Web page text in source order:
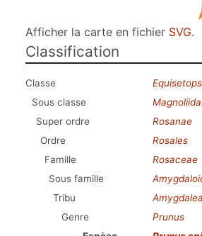
Afficher la carte en fichier SVG.
Classification
Classe
Sous classe
Super ordre
Rosanae
Ordre
Rosales
Famille
Rosaceae
Sous famille
Tribu
Genre
Prunus